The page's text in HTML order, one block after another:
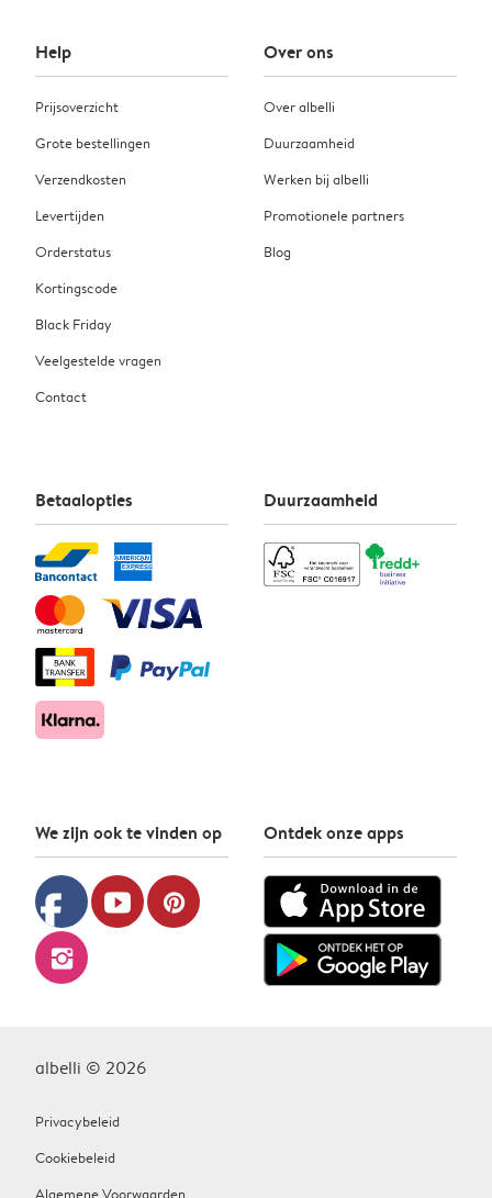
Help
Prijsoverzicht
Grote bestellingen
Verzendkosten
Levertijden
Orderstatus
Kortingscode
Black Friday
Veelgestelde vragen
Contact
Over ons
Over albelli
Duurzaamheid
Werken bij albelli
Promotionele partners
Blog
Betaalopties Duurzaamheid
We zijn ook te vinden op
facebook youtube pinterest
instagram
Ontdek onze apps
albelli © 2026
Privacybeleid
Cookiebeleid
Algemene Voorwaarden